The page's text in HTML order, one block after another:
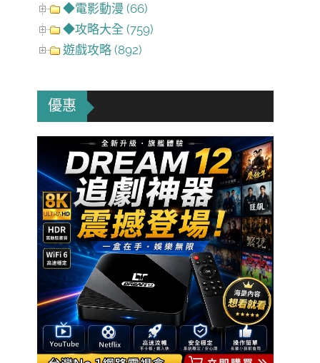
◆電影動漫 (66)
◆攻略大全 (759)
遊戲攻略 (892)
優惠